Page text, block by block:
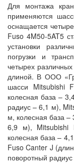
Для монтажа
применяются
оснащается
Fuso 4M50-5AT5
установки
погрузки и
четырех
длиной. В ООО
шасси Mitsubishi
колесная база –
радиус – 6,1 м),
м, колесная база
6,9 м),
колесная база –
Fuso Canter J
поворотный